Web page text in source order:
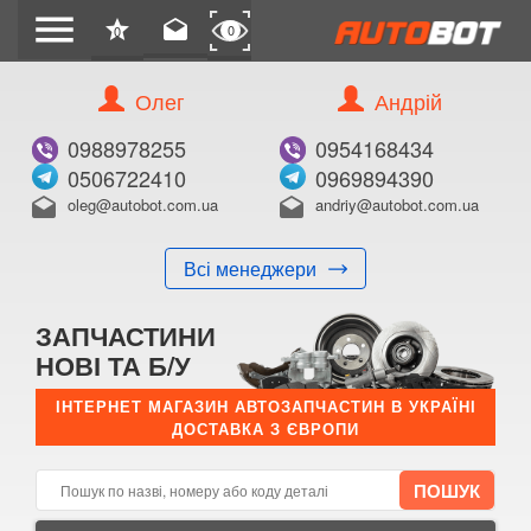
menu star
0 drafts 0
Олег
0988978255
0506722410
drafts oleg@autobot.com.ua
Всі менеджери
Андрій
0954168434
0969894390
drafts andriy@autobot.com.ua
ЗАПЧАСТИНИ
НОВІ ТА Б/У
ІНТЕРНЕТ МАГАЗИН АВТОЗАПЧАСТИН В УКРАЇНІ
ДОСТАВКА З ЄВРОПИ
КУПИТИ
Оригінальний номер:
Примітка:
E-mail:
Телефон: